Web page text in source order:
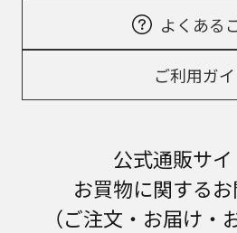
よくある
ご利用ガ
公式通販サ
お買物に関する
（ご注文・お届け・